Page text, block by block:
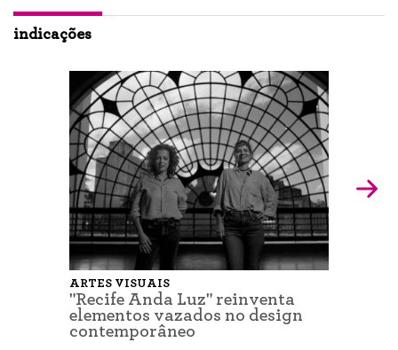
indicações
ARTES VISUAIS
"Recife Anda Luz" reinventa
elementos vazados no design
contemporâneo